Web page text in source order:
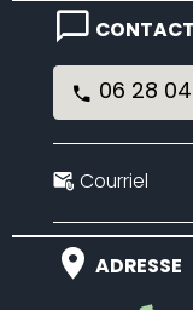
06 28
Courriel
ADRESSE